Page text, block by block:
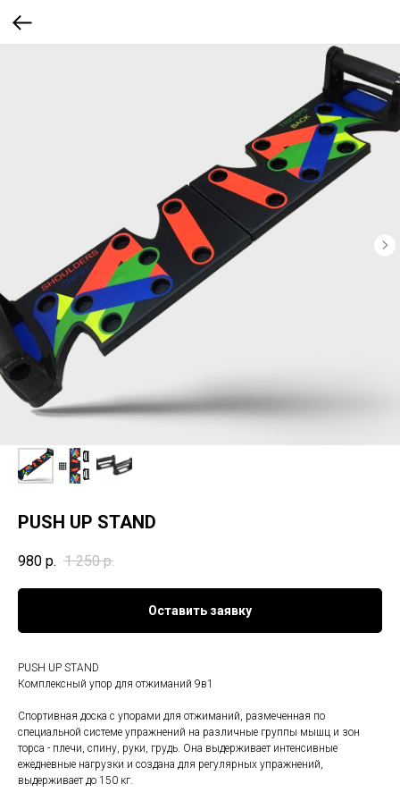
PUSH UP STAND
980 р. 1 250 р.
Оставить заявку
PUSH UP STAND
Комплексный упор для отжиманий 9в1
Спортивная доска с упорами для отжиманий, размеченная по
специальной системе упражнений на различные группы мышц и зон
торса - плечи, спину, руки, грудь. Она выдерживает интенсивные
ежедневные нагрузки и создана для регулярных упражнений,
выдерживает до 150 кг.